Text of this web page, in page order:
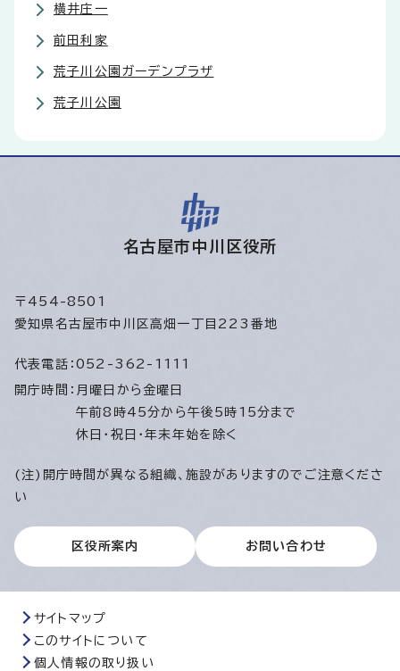
横井庄一
前田利家
荒子川公園ガーデンプラザ
荒子川公園
名古屋市中川区役所
〒454-8501
愛知県名古屋市中川区高畑一丁目223番地
代表電話： 052-362-1111
開庁時間： 月曜日から金曜日
午前8時45分から午後5時15分まで
休日・祝日・年末年始を除く
(注)開庁時間が異なる組織、施設がありますのでご注意くださ
い
区役所案内 お問い合わせ
サイトマップ
このサイトについて
個人情報の取り扱い